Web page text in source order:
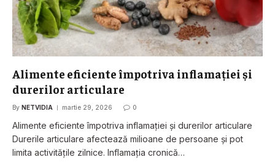
Alimente eficiente împotriva inflamației și
durerilor articulare
By NETVIDIA martie 29, 2026 0
Alimente eficiente împotriva inflamației și durerilor articulare
Durerile articulare afectează milioane de persoane și pot
limita activitățile zilnice. Inflamația cronică…